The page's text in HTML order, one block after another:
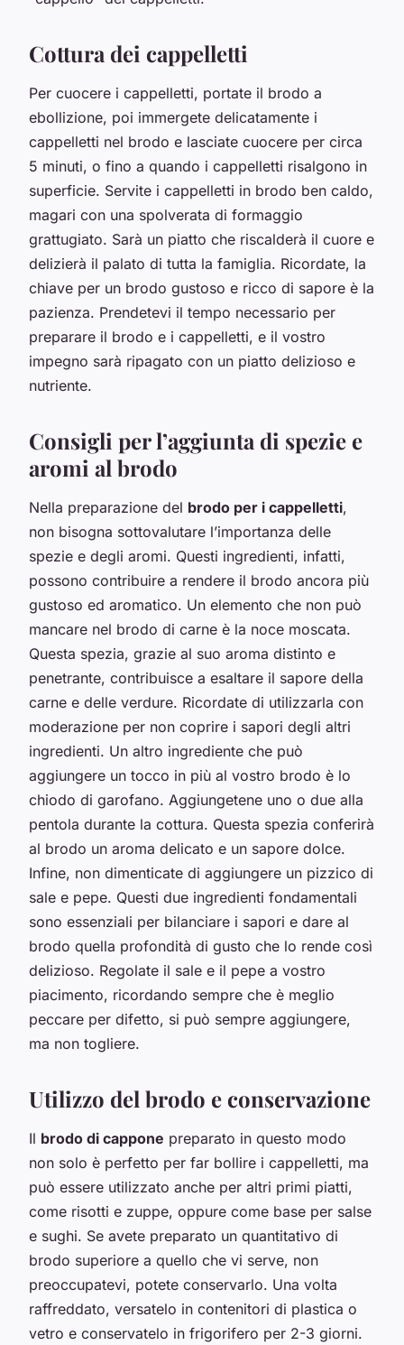
Cottura dei cappelletti
Per cuocere i cappelletti, portate il brodo a
ebollizione, poi immergete delicatamente i
cappelletti nel brodo e lasciate cuocere per circa
5 minuti, o fino a quando i cappelletti risalgono in
superficie. Servite i cappelletti in brodo ben caldo,
magari con una spolverata di formaggio
grattugiato. Sarà un piatto che riscalderà il cuore e
delizierà il palato di tutta la famiglia. Ricordate, la
chiave per un brodo gustoso e ricco di sapore è la
pazienza. Prendetevi il tempo necessario per
preparare il brodo e i cappelletti, e il vostro
impegno sarà ripagato con un piatto delizioso e
nutriente.
Consigli per l’aggiunta di spezie e
aromi al brodo
Nella preparazione del brodo per i cappelletti,
non bisogna sottovalutare l’importanza delle
spezie e degli aromi. Questi ingredienti, infatti,
possono contribuire a rendere il brodo ancora più
gustoso ed aromatico. Un elemento che non può
mancare nel brodo di carne è la noce moscata.
Questa spezia, grazie al suo aroma distinto e
penetrante, contribuisce a esaltare il sapore della
carne e delle verdure. Ricordate di utilizzarla con
moderazione per non coprire i sapori degli altri
ingredienti. Un altro ingrediente che può
aggiungere un tocco in più al vostro brodo è lo
chiodo di garofano. Aggiungetene uno o due alla
pentola durante la cottura. Questa spezia conferirà
al brodo un aroma delicato e un sapore dolce.
Infine, non dimenticate di aggiungere un pizzico di
sale e pepe. Questi due ingredienti fondamentali
sono essenziali per bilanciare i sapori e dare al
brodo quella profondità di gusto che lo rende così
delizioso. Regolate il sale e il pepe a vostro
piacimento, ricordando sempre che è meglio
peccare per difetto, si può sempre aggiungere,
ma non togliere.
Utilizzo del brodo e conservazione
Il brodo di cappone preparato in questo modo
non solo è perfetto per far bollire i cappelletti, ma
può essere utilizzato anche per altri primi piatti,
come risotti e zuppe, oppure come base per salse
e sughi. Se avete preparato un quantitativo di
brodo superiore a quello che vi serve, non
preoccupatevi, potete conservarlo. Una volta
raffreddato, versatelo in contenitori di plastica o
vetro e conservatelo in frigorifero per 2-3 giorni.